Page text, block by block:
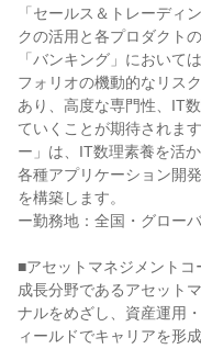
「セールス＆トレーディ
クの活用と各プロダクト
「バンキング」において
フォリオの機動的なリス
あり、高度な専門性、IT
ていくことが期待されま
ー」は、IT数理素養を活
各種アプリケーション開
を構築します。
ー勤務地：全国・グロー
■アセットマネジメントコ
成長分野であるアセット
ナルをめざし、資産運用
ィールドでキャリアを形